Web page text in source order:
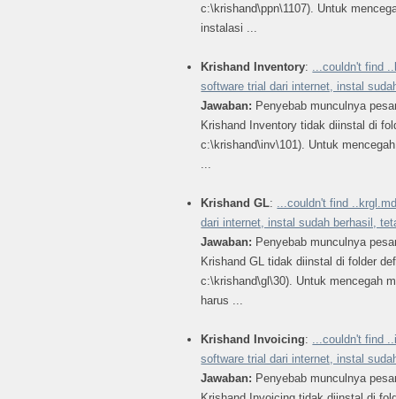
c:\krishand\ppn\1107). Untuk
instalasi ...
Krishand Inventory:
...couldn't find
software trial dari internet, instal
Jawaban: Penyebab munculnya
Krishand Inventory tidak diinstal di
c:\krishand\inv\101). Untuk
Krishand GL:
...couldn't find
dari internet, instal sudah berhasil,
Jawaban: Penyebab munculnya
Krishand GL tidak diinstal di folder
c:\krishand\gl\30). Untuk mencegah
harus ...
Krishand Invoicing:
...couldn't find
software trial dari internet, instal
Jawaban: Penyebab munculnya